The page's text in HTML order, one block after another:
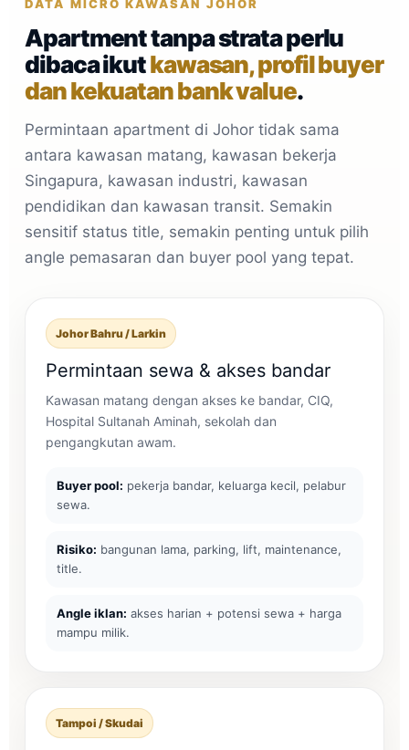
DATA MICRO KAWASAN JOHOR
Apartment tanpa strata perlu
dibaca ikutkawasan, profil buyer
dan kekuatan bank value.
Permintaan apartment di Johor tidak sama
antara kawasan matang, kawasan bekerja
Singapura, kawasan industri, kawasan
pendidikan dan kawasan transit. Semakin
sensitif status title, semakin penting untuk pilih
angle pemasaran dan buyer pool yang tepat.
Johor Bahru / Larkin
Permintaan sewa & akses bandar
Kawasan matang dengan akses ke bandar, CIQ,
Hospital Sultanah Aminah, sekolah dan
pengangkutan awam.
Buyer pool: pekerja bandar, keluarga kecil, pelabur
sewa.
Risiko: bangunan lama, parking, lift, maintenance,
title.
Angle iklan: akses harian + potensi sewa + harga
mampu milik.
Tampoi / Skudai